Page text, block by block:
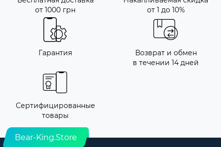
от 1000 грн
от 1 до 10%
Гарантия
Возврат и обмен
в течении 14 дней
Сертифицированные
товары
Bear-King.Store